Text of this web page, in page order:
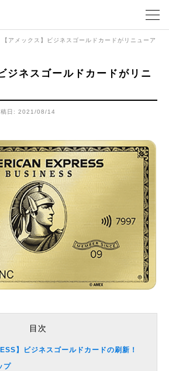
【アメックス】ビジネスゴールドカードがリニューア
ジネスゴールドカードがリニ
稿日: 2021/08/14
目次
】ビジネスゴールドカードの刷新！
プ